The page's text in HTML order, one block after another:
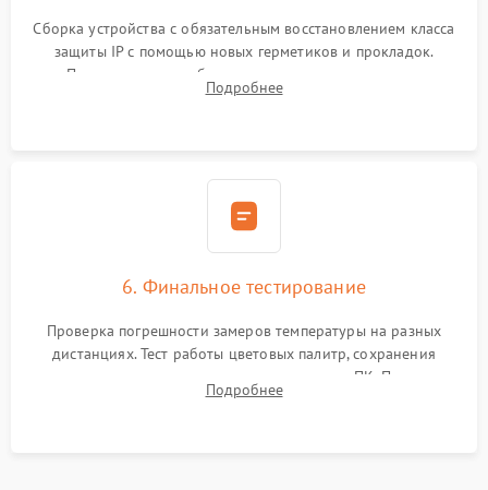
Сборка устройства с обязательным восстановлением класса
защиты IP с помощью новых герметиков и прокладок.
Программная калибровка матрицы по эталонному
абсолютно черному телу для точного измерения температур.
Подробнее
6. Финальное тестирование
Проверка погрешности замеров температуры на разных
дистанциях. Тест работы цветовых палитр, сохранения
термограмм в память и передачи данных на ПК. Проверка
автономности работы и итоговый контроль качества.
Подробнее